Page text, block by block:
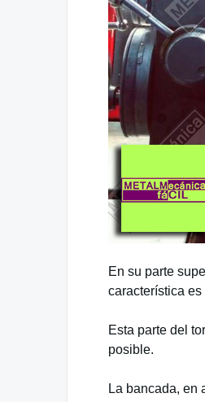
En su parte
característica es
Esta parte del
posible.
La bancada, en